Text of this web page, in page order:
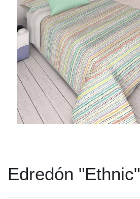
Edredón "Ethnic"